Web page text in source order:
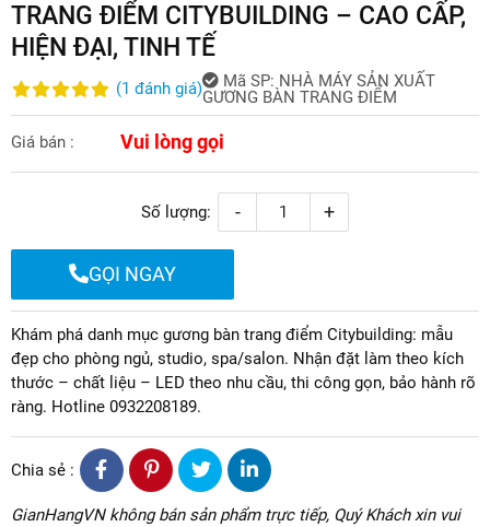
TRANG ĐIỂM CITYBUILDING – CAO CẤP,
HIỆN ĐẠI, TINH TẾ
(1 đánh giá) Mã SP: NHÀ MÁY SẢN XUẤT
GƯƠNG BÀN TRANG ĐIỂM
Giá bán : Vui lòng gọi
Số lượng: - +
GỌI NGAY
Khám phá danh mục gương bàn trang điểm Citybuilding: mẫu
đẹp cho phòng ngủ, studio, spa/salon. Nhận đặt làm theo kích
thước – chất liệu – LED theo nhu cầu, thi công gọn, bảo hành rõ
ràng. Hotline 0932208189.
Chia sẻ :
GianHangVN không bán sản phẩm trực tiếp, Quý Khách xin vui